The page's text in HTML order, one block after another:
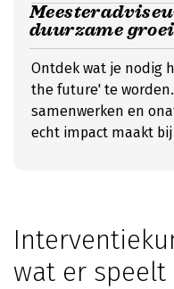
duurzame
Ontdek wat je nodig
the future' te
samenwerken en
echt impact maakt
wat er